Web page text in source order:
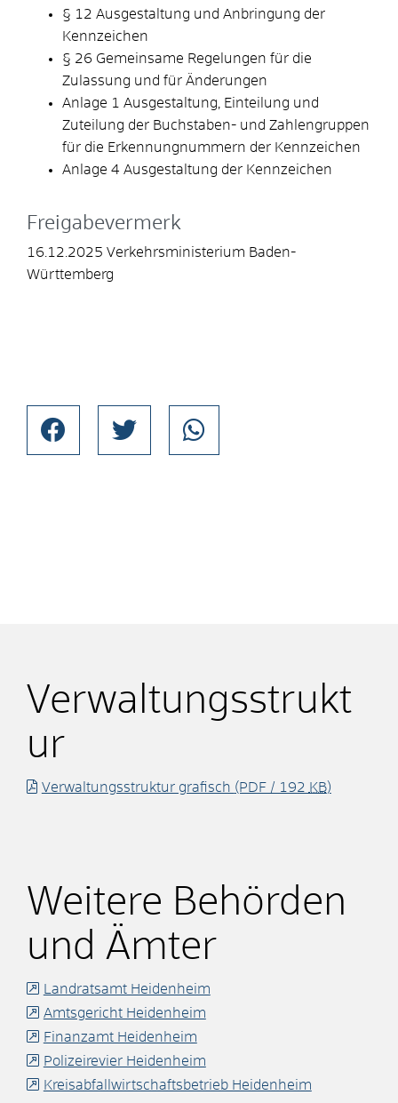
§ 12 Ausgestaltung und Anbringung der
Kennzeichen
§ 26 Gemeinsame Regelungen für die
Zulassung und für Änderungen
Anlage 1 Ausgestaltung, Einteilung und
Zuteilung der Buchstaben- und Zahlengruppen
für die Erkennungnummern der Kennzeichen
Anlage 4 Ausgestaltung der Kennzeichen
Freigabevermerk
16.12.2025 Verkehrsministerium Baden-
Württemberg
Verwaltungsstrukt
ur
Verwaltungsstruktur grafisch (PDF / 192 KB)
Weitere Behörden
und Ämter
Landratsamt Heidenheim
Amtsgericht Heidenheim
Finanzamt Heidenheim
Polizeirevier Heidenheim
Kreisabfallwirtschaftsbetrieb Heidenheim